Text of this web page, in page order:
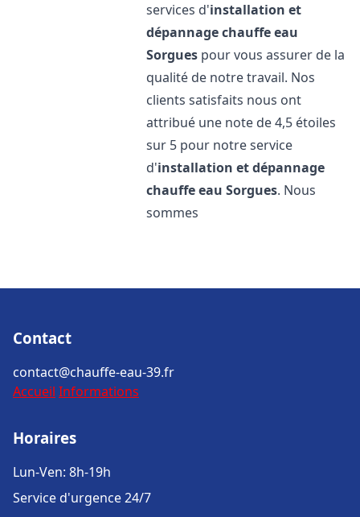
services d'installation et
dépannage chauffe eau
Sorgues pour vous assurer de la
qualité de notre travail. Nos
clients satisfaits nous ont
attribué une note de 4,5 étoiles
sur 5 pour notre service
d'installation et dépannage
chauffe eau Sorgues. Nous
sommes
Contact
contact@chauffe-eau-39.fr
Accueil Informations
Horaires
Lun-Ven: 8h-19h
Service d'urgence 24/7